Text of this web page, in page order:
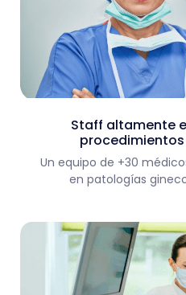
Staff altamente
Un equipo de +30
en patologías